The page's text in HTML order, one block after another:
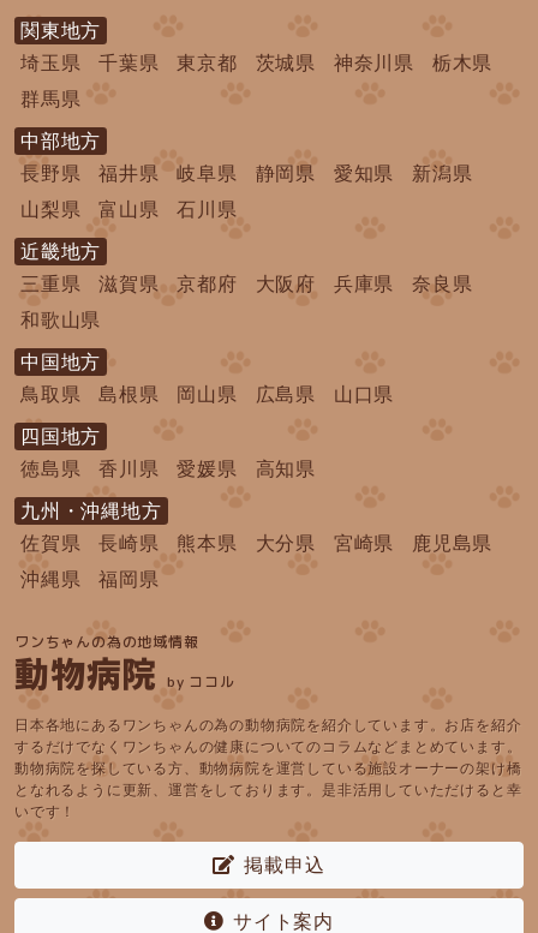
関東地方
埼玉県
千葉県 東京都 茨城県 神奈川県
栃木県
群馬県
中部地方
長野県
福井県 岐阜県 静岡県 愛知県
新潟県
山梨県
富山県 石川県
近畿地方
三重県
滋賀県 京都府 大阪府 兵庫県
奈良県
和歌山県
中国地方
鳥取県
島根県 岡山県 広島県 山口県
四国地方
徳島県
香川県 愛媛県 高知県
九州・沖縄地方
佐賀県
長崎県 熊本県 大分県 宮崎県
鹿児島県
沖縄県
福岡県
ワンちゃんの為の地域情報
動物病院 by ココル
日本各地にあるワンちゃんの為の動物病院を紹介しています。お店を紹介
するだけでなくワンちゃんの健康についてのコラムなどまとめています。
動物病院を探している方、動物病院を運営している施設オーナーの架け橋
となれるように更新、運営をしております。是非活用していただけると幸
いです！
掲載申込
サイト案内